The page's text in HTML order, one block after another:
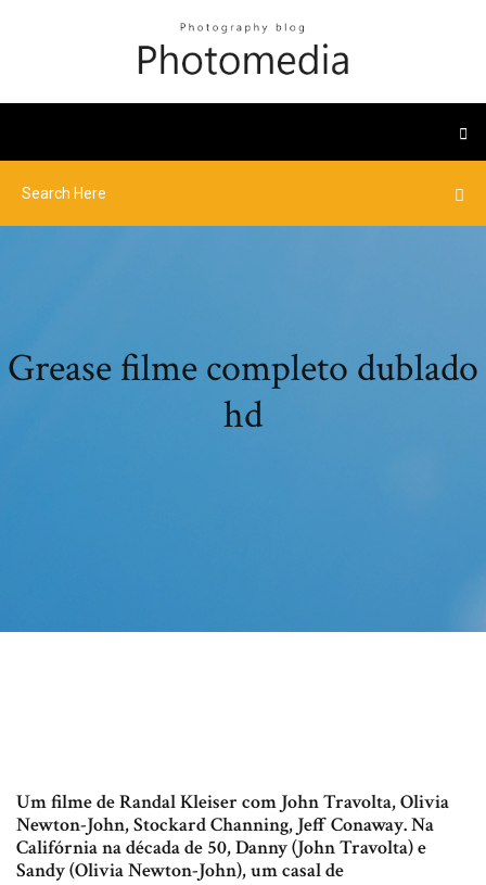
Grease filme completo dublado
hd
Um filme de Randal Kleiser com John Travolta, Olivia
Newton-John, Stockard Channing, Jeff Conaway. Na
Califórnia na década de 50, Danny (John Travolta) e
Sandy (Olivia Newton-John), um casal de